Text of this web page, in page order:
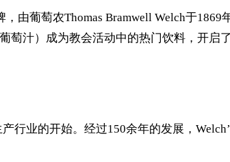
由葡萄农Thomas Bramwell Welch于
萄汁）成为教会活动中的热门饮料，开
行业的开始。经过150余年的发展，